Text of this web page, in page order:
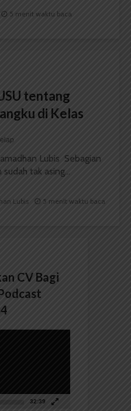
5 menit waktu baca
tentang
di Kelas
Lubis Sebagian
tak asing...
Lubis 5 menit waktu baca
CV Bagi
32:39